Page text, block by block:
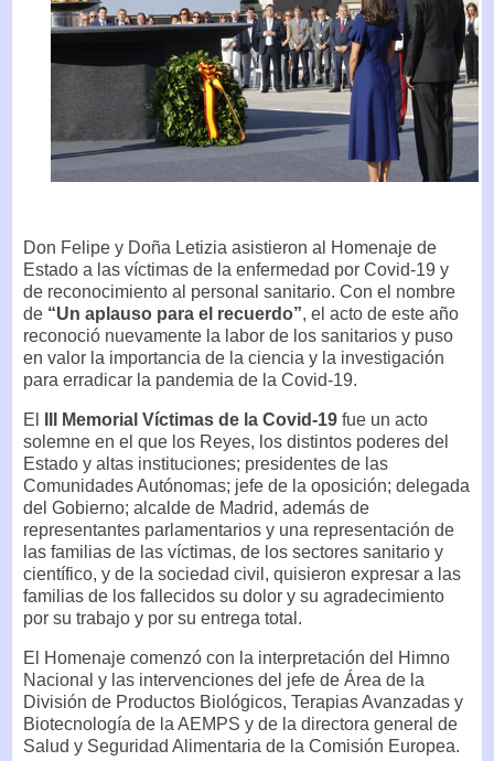
Don Felipe y Doña Letizia asistieron al Homenaje de
Estado a las víctimas de la enfermedad por Covid-19 y
de reconocimiento al personal sanitario. Con el nombre
de “Un aplauso para el recuerdo”, el acto de este año
reconoció nuevamente la labor de los sanitarios y puso
en valor la importancia de la ciencia y la investigación
para erradicar la pandemia de la Covid-19.
El III Memorial Víctimas de la Covid-19 fue un acto
solemne en el que los Reyes, los distintos poderes del
Estado y altas instituciones; presidentes de las
Comunidades Autónomas; jefe de la oposición; delegada
del Gobierno; alcalde de Madrid, además de
representantes parlamentarios y una representación de
las familias de las víctimas, de los sectores sanitario y
científico, y de la sociedad civil, quisieron expresar a las
familias de los fallecidos su dolor y su agradecimiento
por su trabajo y por su entrega total.
El Homenaje comenzó con la interpretación del Himno
Nacional y las intervenciones del jefe de Área de la
División de Productos Biológicos, Terapias Avanzadas y
Biotecnología de la AEMPS y de la directora general de
Salud y Seguridad Alimentaria de la Comisión Europea.